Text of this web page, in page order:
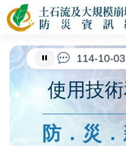
網站主選單
土石流及大規模崩塌防災
115-02-
114-10-
使用技
防．災